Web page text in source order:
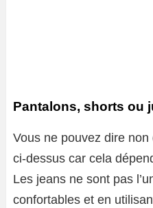
Pantalons, shorts ou
Vous ne pouvez dire
ci-dessus car cela
Les jeans ne sont pas
confortables et en